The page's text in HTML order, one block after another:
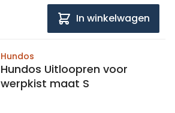
In winkelwagen
Hundos
Hundos Uitloopren voor
werpkist maat S